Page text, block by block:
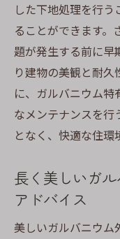
した下地処理を行
ることができます。
題が発生する前に早
り建物の美観と耐
に、ガルバニウム
なメンテナンスを行
となく、快適な住環
長く美しいガ
アドバイス
美しいガルバニウム